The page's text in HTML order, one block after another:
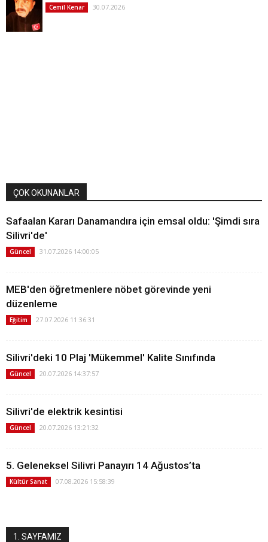
Cemil Kenar 30.07.2026
ÇOK OKUNANLAR
Safaalan Kararı Danamandıra için emsal oldu: 'Şimdi sıra
Silivri'de'
Güncel 31.07.2026 14:00:05
MEB'den öğretmenlere nöbet görevinde yeni
düzenleme
Eğitim 27.07.2026 11:36:31
Silivri'deki 10 Plaj 'Mükemmel' Kalite Sınıfında
Güncel 20.07.2026 14:37:57
Silivri'de elektrik kesintisi
Güncel 20.07.2026 13:21:32
5. Geleneksel Silivri Panayırı 14 Ağustos’ta
Kültür Sanat 07.08.2026 15:58:39
1. SAYFAMIZ